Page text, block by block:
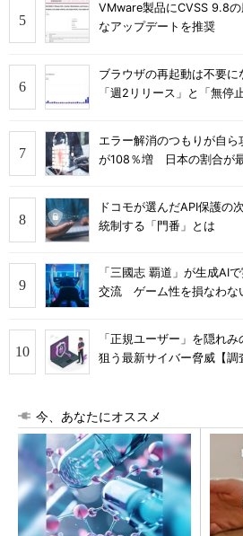
VMware製品にCVSS 9.8
なアップデートを推奨
ブラウザの再起動は不要
「週2リリース」と「無停
エラー解消のつもりが自ら
が108％増 日本の割合が
ドコモが選んだAPI保護
統制する「門番」とは
「三國志 覇道」が生成AI
交流 ゲーム性を損なわな
「正規ユーザー」を隠れ
狙う最新サイバー脅威【調
今、あなたにオススメ